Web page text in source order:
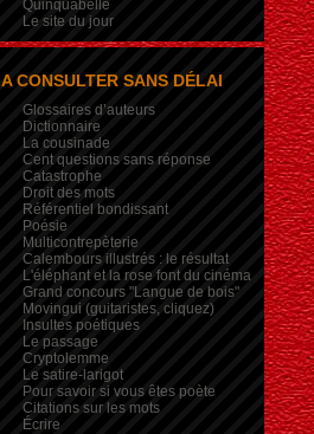
Quinquabelle
Le site du jour
A CONSULTER SANS DÉLAI
Glossaires d’auteurs
Dictionnaire
La cousinade
Cent questions sans réponse
Catastrophe
Droit des mots
Référentiel bondissant
Poésie
Multicontrepèterie
Calembours illustrés : le résultat
L'éléphant et la rose font du cinéma
Grand concours "Langue de bois"
Movingui (guitaristes, cliquez)
Insultes poétiques
Le passage
Cryptolemme
Le satire-larigot
Pour savoir si vous êtes poète
Citations sur les mots
Écrire